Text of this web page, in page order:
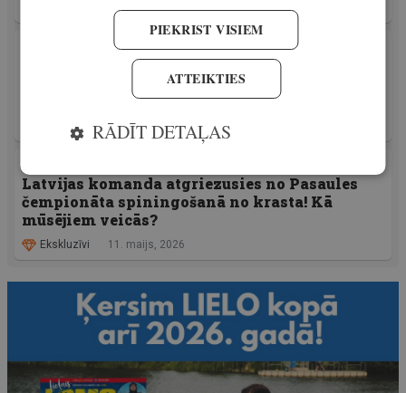
11. maijs, 2026
Laivošanas sezona ir atklāta, un par zivju
resursiem esam atbildīgi mēs paši. Kā pareizi
ziņot par pārkāpumiem?
Ekskluzīvi 11. maijs, 2026
Latvijas komanda atgriezusies no Pasaules
čempionāta spiningošanā no krasta! Kā
mūsējiem veicās?
Ekskluzīvi 11. maijs, 2026
PIEKRIST VISIEM
ATTEIKTIES
RĀDĪT DETAĻAS